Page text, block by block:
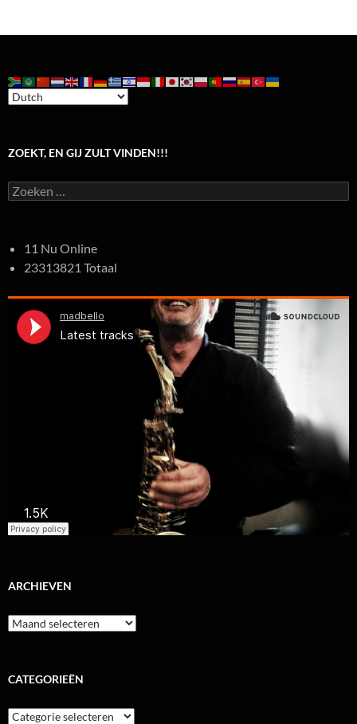
ZOEKT, EN GIJ ZULT VINDEN!!!
Zoeken
naar:
11 Nu Online
23313821 Totaal
ARCHIEVEN
Archieven
CATEGORIEËN
Categorieën